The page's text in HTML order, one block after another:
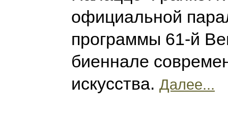
официальной
программы 61-й
биеннале
искусства. Далее...